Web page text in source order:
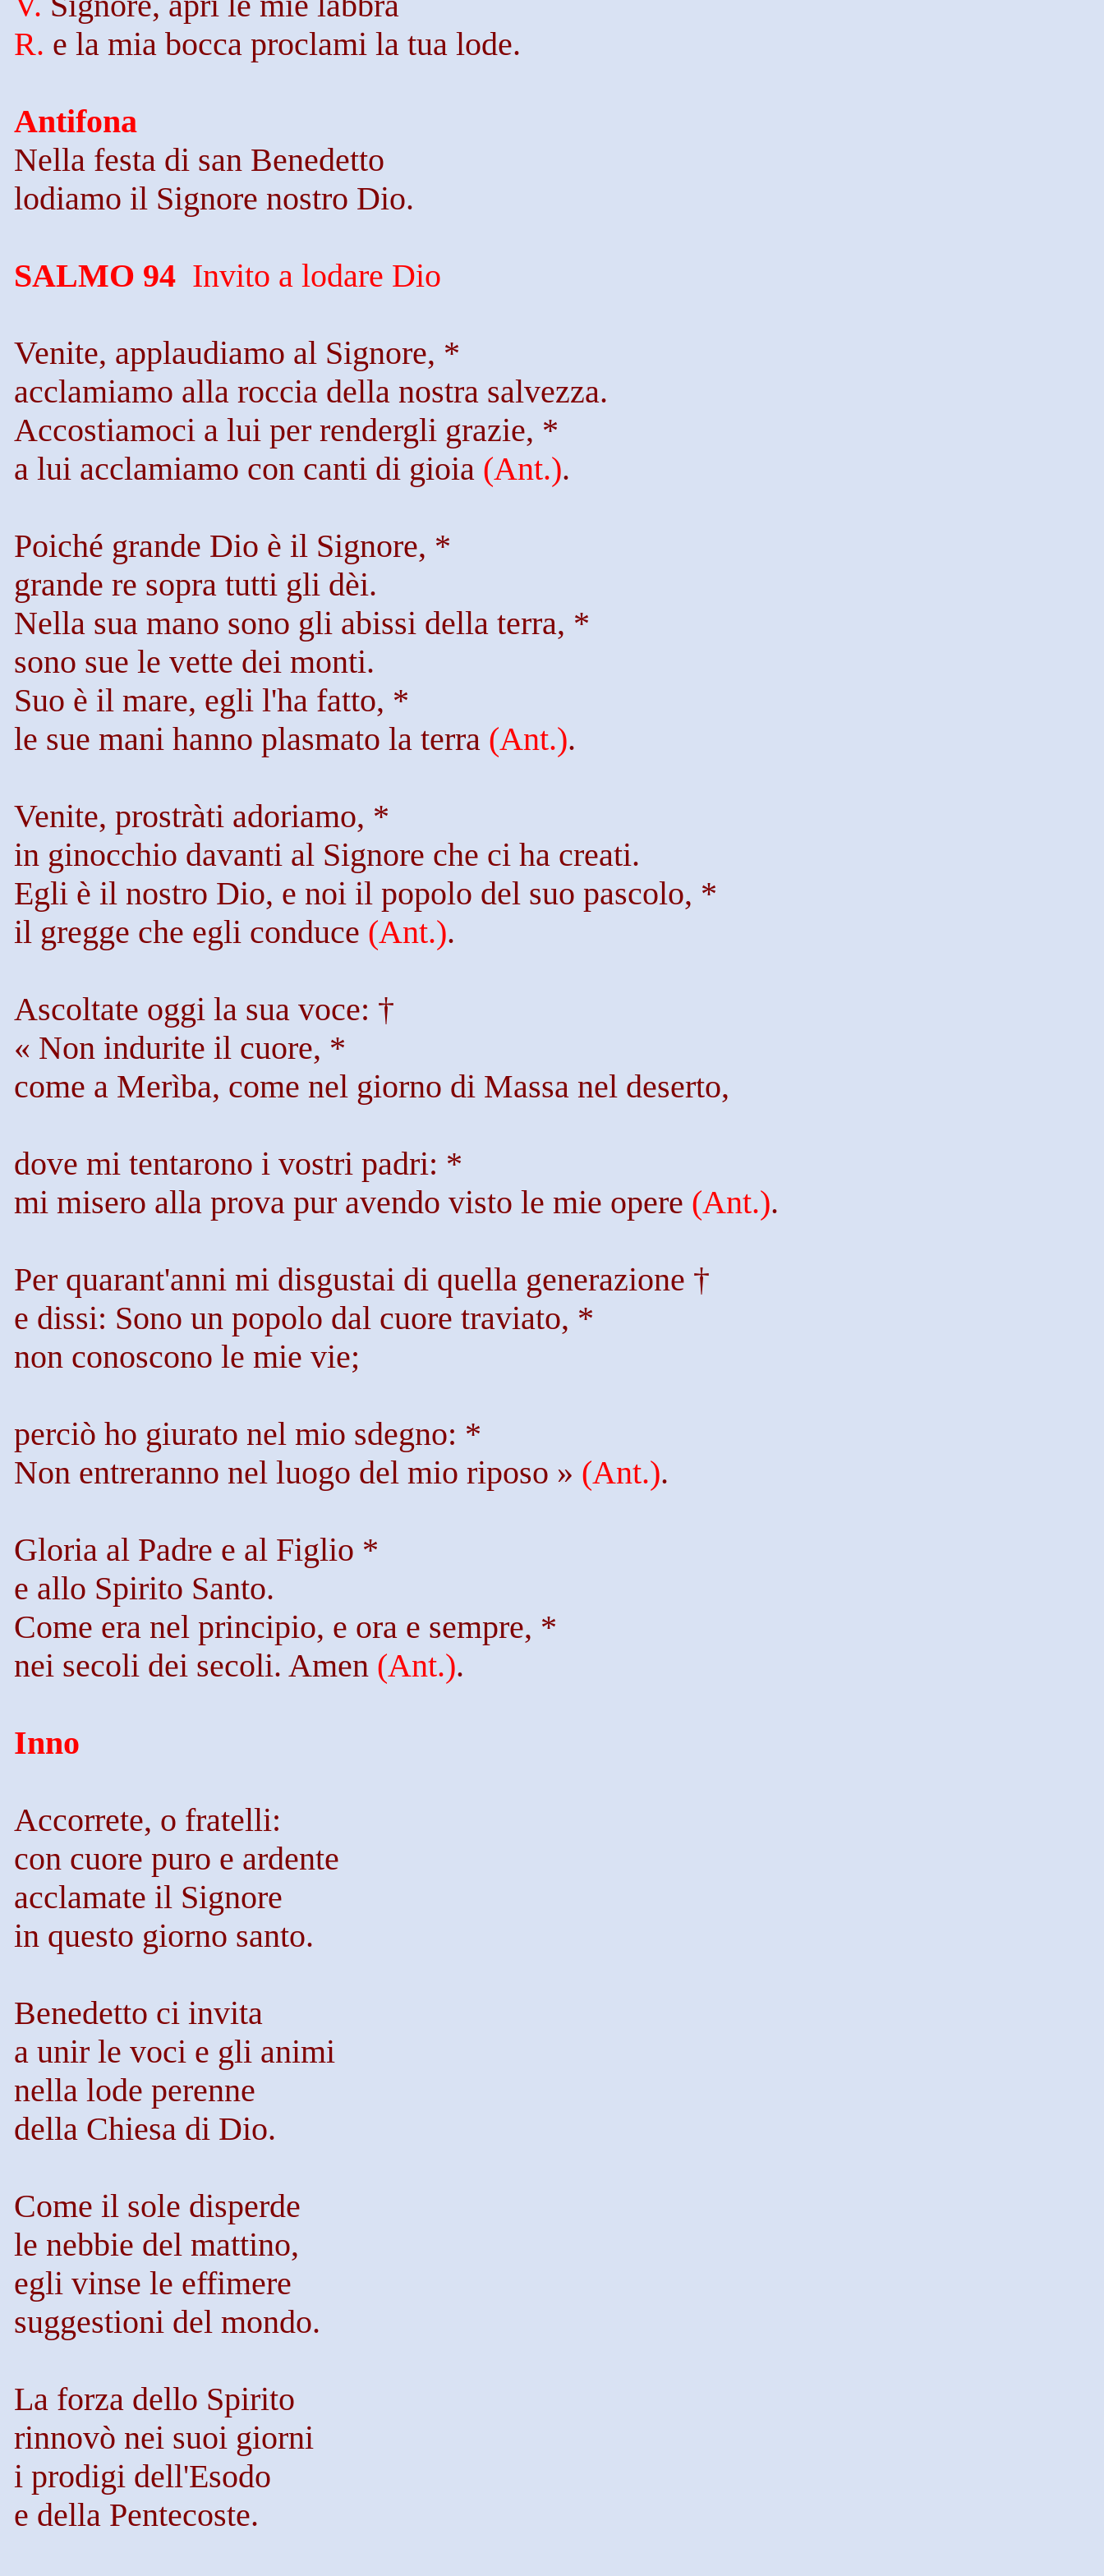
R. e la mia bocca proclami la tua lode.
Antifona
Nella festa di san Benedetto
lodiamo il Signore nostro Dio.
SALMO 94 Invito a lodare Dio
Venite, applaudiamo al Signore, *
acclamiamo alla roccia della nostra salvezza.
Accostiamoci a lui per rendergli grazie, *
a lui acclamiamo con canti di gioia (Ant.).
Poiché grande Dio è il Signore, *
grande re sopra tutti gli dèi.
Nella sua mano sono gli abissi della terra, *
sono sue le vette dei monti.
Suo è il mare, egli l'ha fatto, *
le sue mani hanno plasmato la terra (Ant.).
Venite,prostràti adoriamo, *
in ginocchio davanti al Signore che ci ha creati.
Egli è il nostro Dio, e noi il popolo del suo pascolo, *
il gregge che egli conduce (Ant.).
Ascoltate oggi la sua voce: †
« Non indurite il cuore, *
come a Merìba, come nel giorno di Massa nel deserto,
dove mi tentarono i vostri padri: *
mi misero alla prova pur avendo visto le mie opere (Ant.).
Per quarant'anni mi disgustai di quella generazione †
e dissi: Sono un popolo dal cuore traviato, *
non conoscono le mie vie;
perciò ho giurato nel mio sdegno: *
Non entreranno nel luogo del mio riposo » (Ant.).
Gloria al Padre e al Figlio *
e allo Spirito Santo.
Come era nel principio, e ora e sempre, *
nei secoli dei secoli. Amen (Ant.).
Inno
Accorrete, o fratelli:
con cuore puro e ardente
acclamate il Signore
in questo giorno santo.
Benedetto ci invita
a unir le voci e gli animi
nella lode perenne
della Chiesa di Dio.
Come il sole disperde
le nebbie del mattino,
egli vinse le effimere
suggestioni del mondo.
La forza dello Spirito
rinnovò nei suoi giorni
i prodigi dell'Esodo
e della Pentecoste.